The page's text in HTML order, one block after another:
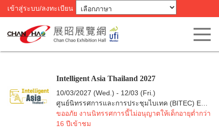
เข้าสู่ระบบ/ลงทะเบียน
Intelligent Asia Thailand 2027
10/03/2027 (Wed.) - 12/03 (Fri.)
ขออภัย งานนิทรรศการนี้ไม่อนุญาตให้เด็กอายุต่ำกว่า
16 ปีเข้าชม